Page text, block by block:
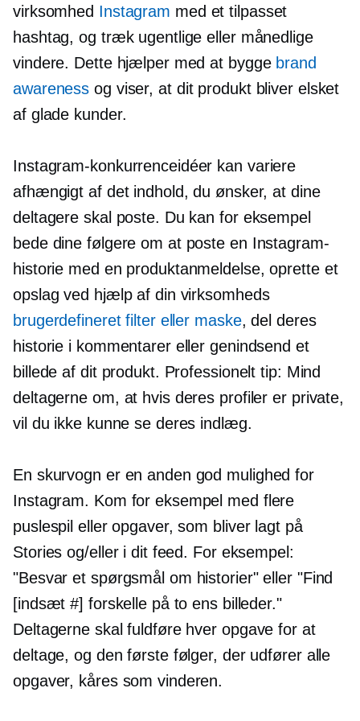
virksomhed Instagram med et tilpasset
hashtag, og træk ugentlige eller månedlige
vindere. Dette hjælper med at bygge brand
awareness og viser, at dit produkt bliver elsket
af glade kunder.
Instagram-konkurrenceidéer kan variere
afhængigt af det indhold, du ønsker, at dine
deltagere skal poste. Du kan for eksempel
bede dine følgere om at poste en Instagram-
historie med en produktanmeldelse, oprette et
opslag ved hjælp af din virksomheds
brugerdefineret filter eller maske, del deres
historie i kommentarer eller genindsend et
billede af dit produkt. Professionelt tip: Mind
deltagerne om, at hvis deres profiler er private,
vil du ikke kunne se deres indlæg.
En skurvogn er en anden god mulighed for
Instagram. Kom for eksempel med flere
puslespil eller opgaver, som bliver lagt på
Stories og/eller i dit feed. For eksempel:
"Besvar et spørgsmål om historier" eller "Find
[indsæt #] forskelle på to ens billeder."
Deltagerne skal fuldføre hver opgave for at
deltage, og den første følger, der udfører alle
opgaver, kåres som vinderen.